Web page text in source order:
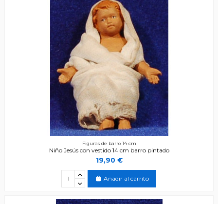
Figuras de barro 14 cm
Niño Jesús con vestido 14 cm barro pintado
19,90 €
Añadir al carrito